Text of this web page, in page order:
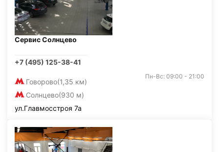
Сервис Солнцево
+7 (495) 125-38-41
Говорово(1,35 км)
Солнцево(930 м)
Пн-Вс: 09:00 - 21:00
ул.Главмосстроя 7а